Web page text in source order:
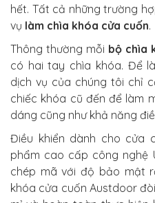
hết. Tất cả những trường
vụ làm chìa khóa cửa cuốn.
Thông thường mỗi bộ chìa
có hai tay chìa khóa. Để
dịch vụ của chúng tôi chỉ
chiếc khóa cũ đến để làm
dáng cũng như khả năng
Điều khiển dành cho cửa
phẩm cao cấp công nghệ
chép mã với độ bảo mật
khóa cửa cuốn Austdoor